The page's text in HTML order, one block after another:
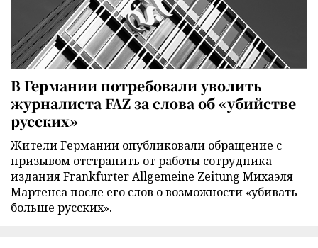
В Германии потребовали уволить
журналиста FAZ за слова об «убийстве
русских»
Жители Германии опубликовали обращение с
призывом отстранить от работы сотрудника
издания Frankfurter Allgemeine Zeitung Михаэля
Мартенса после его слов о возможности «убивать
больше русских».